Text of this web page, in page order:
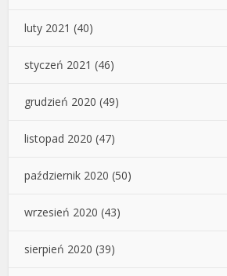
luty 2021 (40)
styczeń 2021 (46)
grudzień 2020 (49)
listopad 2020 (47)
październik 2020 (50)
wrzesień 2020 (43)
sierpień 2020 (39)